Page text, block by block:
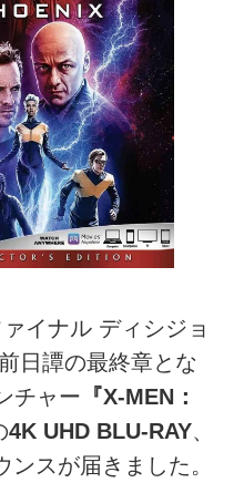
イナル ディシジョ
日譚の最終章とな
チャー 『X-MEN：
4K UHD BLU-RAY、
ンスが届きました。